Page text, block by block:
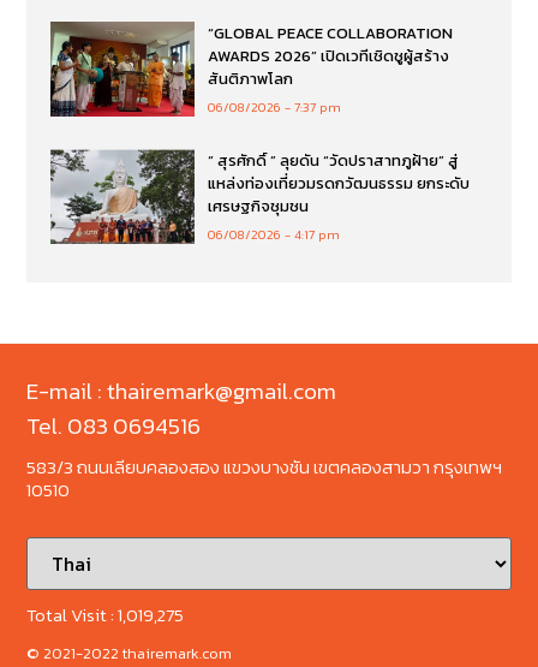
“GLOBAL PEACE COLLABORATION
AWARDS 2026” เปิดเวทีเชิดชูผู้สร้าง
สันติภาพโลก
06/08/2026 7:37 pm
“ สุรศักดิ์ ” ลุยดัน “วัดปราสาทภูฝ้าย” สู่
แหล่งท่องเที่ยวมรดกวัฒนธรรม ยกระดับ
เศรษฐกิจชุมชน
06/08/2026 4:17 pm
E-mail : thairemark@gmail.com
Tel. 083 0694516
583/3 ถนนเลียบคลองสอง แขวงบางชัน เขตคลองสามวา กรุงเทพฯ
10510
Total Visit :1,019,275
© 2021-2022 thairemark.com